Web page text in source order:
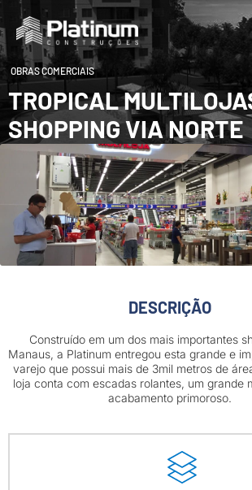
OBRAS COMERCIAIS
TROPICAL
SHOPPING VIA NORTE
DESCRIÇÃO
Construído em um dos mais importantes
Manaus, a Platinum entregou esta grande e
varejo que possui mais de 3mil metros de
loja conta com escadas rolantes, um grande
acabamento primoroso.